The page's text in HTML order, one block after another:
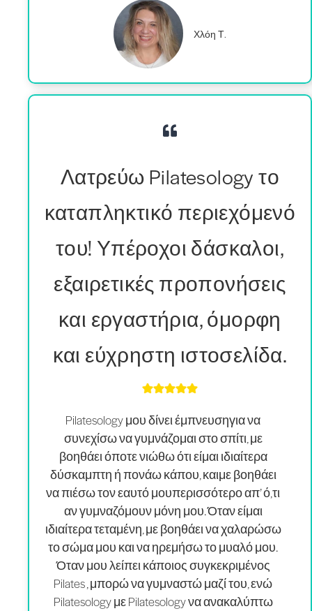
Χλόη Τ.
Λατρεύω Pilatesology το
καταπληκτικό περιεχόμενό
του! Υπέροχοι δάσκαλοι,
εξαιρετικές προπονήσεις
και εργαστήρια, όμορφη
και εύχρηστη ιστοσελίδα.
Pilatesologyμου δίνει έμπνευσηγια να
συνεχίσω να γυμνάζομαι στο σπίτι, με
βοηθάει όποτε νιώθω ότι είμαι ιδιαίτερα
δύσκαμπτη ή πονάω κάπου, καιμε βοηθάει
να πιέσω τον εαυτό μουπερισσότερο απ’ ό,τι
αν γυμναζόμουν μόνη μου. Όταν είμαι
ιδιαίτερα τεταμένη, με βοηθάει να χαλαρώσω
το σώμα μου και να ηρεμήσω το μυαλό μου.
Όταν μου λείπει κάποιος συγκεκριμένος
Pilates , μπορώ να γυμναστώ μαζί του, ενώ
Pilatesology με Pilatesology να ανακαλύπτω